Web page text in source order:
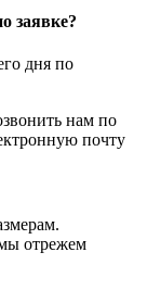
заявке?
дня по
нам по
почту
отрежем